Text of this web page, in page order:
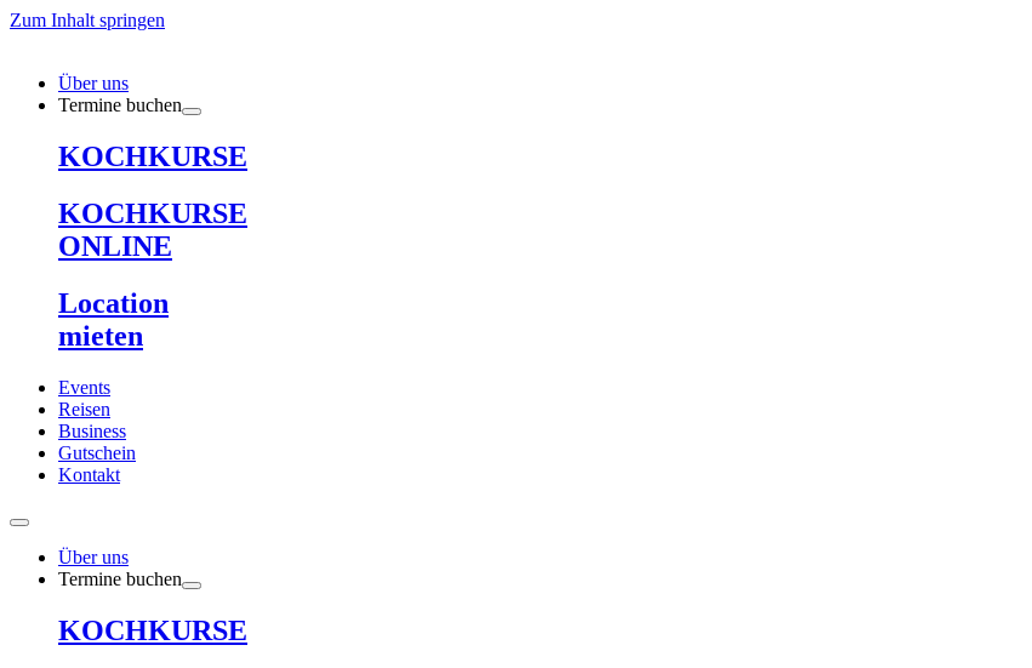
Zum Inhalt springen
Über uns
Termine buchen
KOCHKURSE
KOCHKURSE
ONLINE
Location
mieten
Events
Reisen
Business
Gutschein
Kontakt
Über uns
Termine buchen
KOCHKURSE